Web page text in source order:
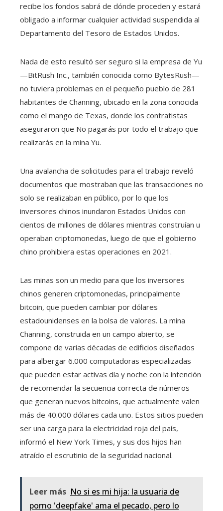
recibe los fondos sabrá de dónde proceden y estará
obligado a informar cualquier actividad suspendida al
Departamento del Tesoro de Estados Unidos.
Nada de esto resultó ser seguro si la empresa de Yu
—BitRush Inc., también conocida como BytesRush—
no tuviera problemas en el pequeño pueblo de 281
habitantes de Channing, ubicado en la zona conocida
como el mango de Texas, donde los contratistas
aseguraron que No pagarás por todo el trabajo que
realizarás en la mina Yu.
Una avalancha de solicitudes para el trabajo reveló
documentos que mostraban que las transacciones no
solo se realizaban en público, por lo que los
inversores chinos inundaron Estados Unidos con
cientos de millones de dólares mientras construían u
operaban criptomonedas, luego de que el gobierno
chino prohibiera estas operaciones en 2021.
Las minas son un medio para que los inversores
chinos generen criptomonedas, principalmente
bitcoin, que pueden cambiar por dólares
estadounidenses en la bolsa de valores. La mina
Channing, construida en un campo abierto, se
compone de varias décadas de edificios diseñados
para albergar 6.000 computadoras especializadas
que pueden estar activas día y noche con la intención
de recomendar la secuencia correcta de números
que generan nuevos bitcoins, que actualmente valen
más de 40.000 dólares cada uno. Estos sitios pueden
ser una carga para la electricidad roja del país,
informó el New York Times, y sus dos hijos han
atraído el escrutinio de la seguridad nacional.
Leer más No si es mi hija: la usuaria de
porno 'deepfake' ama el pecado, pero lo